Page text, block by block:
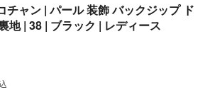
チャン | パール 装飾 バックジップ ド
地 | 38 | ブラック | レディース